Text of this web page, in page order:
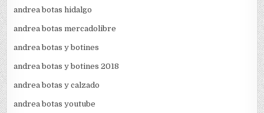
andrea botas hidalgo
andrea botas mercadolibre
andrea botas y botines
andrea botas y botines 2018
andrea botas y calzado
andrea botas youtube